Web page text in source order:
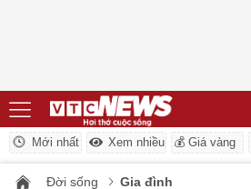
Mới nhất Xem nhiều 💰 Giá vàng
Đời sống Gia đình